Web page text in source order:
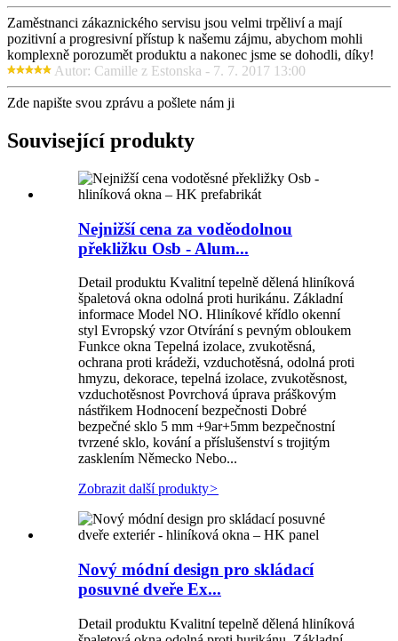
Zaměstnanci zákaznického servisu jsou velmi trpěliví a mají
pozitivní a progresivní přístup k našemu zájmu, abychom mohli
komplexně porozumět produktu a nakonec jsme se dohodli, díky!
Autor: Camille z Estonska - 7. 7. 2017 13:00
Zde napište svou zprávu a pošlete nám ji
Související produkty
Nejnižší cena za voděodolnou
překližku Osb - Alum...
Detail produktu Kvalitní tepelně dělená hliníková
špaletová okna odolná proti hurikánu. Základní
informace Model NO. Hliníkové křídlo okenní
styl Evropský vzor Otvírání s pevným obloukem
Funkce okna Tepelná izolace, zvukotěsná,
ochrana proti krádeži, vzduchotěsná, odolná proti
hmyzu, dekorace, tepelná izolace, zvukotěsnost,
vzduchotěsnost Povrchová úprava práškovým
nástřikem Hodnocení bezpečnosti Dobré
bezpečné sklo 5 mm +9ar+5mm bezpečnostní
tvrzené sklo, kování a příslušenství s trojitým
zasklením Německo Nebo...
Zobrazit další produkty>
Nový módní design pro skládací
posuvné dveře Ex...
Detail produktu Kvalitní tepelně dělená hliníková